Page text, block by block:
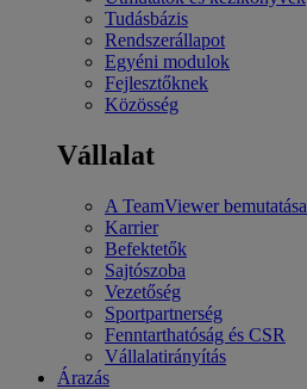
Tudásbázis
Rendszerállapot
Egyéni modulok
Fejlesztőknek
Közösség
Vállalat
A TeamViewer bemutatása
Karrier
Befektetők
Sajtószoba
Vezetőség
Sportpartnerség
Fenntarthatóság és CSR
Vállalatirányítás
Árazás